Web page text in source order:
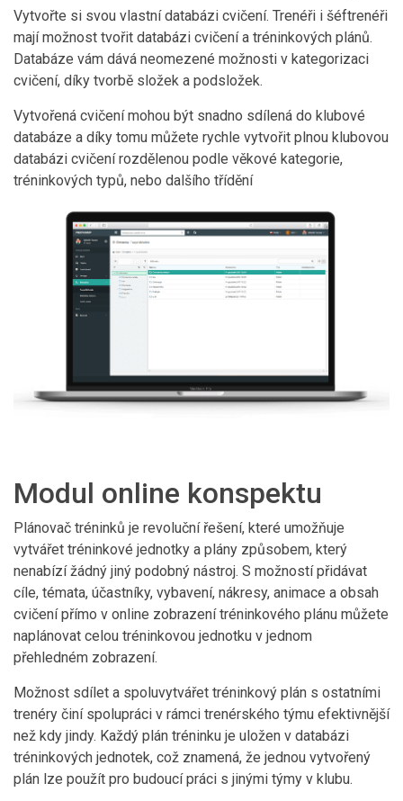
Vytvořte si svou vlastní databázi cvičení. Trenéři i šéftrenéři
mají možnost tvořit databázi cvičení a tréninkových plánů.
Databáze vám dává neomezené možnosti v kategorizaci
cvičení, díky tvorbě složek a podsložek.
Vytvořená cvičení mohou být snadno sdílená do klubové
databáze a díky tomu můžete rychle vytvořit plnou klubovou
databázi cvičení rozdělenou podle věkové kategorie,
tréninkových typů, nebo dalšího třídění
Modul online konspektu
Plánovač tréninků je revoluční řešení, které umožňuje
vytvářet tréninkové jednotky a plány způsobem, který
nenabízí žádný jiný podobný nástroj. S možností přidávat
cíle, témata, účastníky, vybavení, nákresy, animace a obsah
cvičení přímo v online zobrazení tréninkového plánu můžete
naplánovat celou tréninkovou jednotku v jednom
přehledném zobrazení.
Možnost sdílet a spoluvytvářet tréninkový plán s ostatními
trenéry činí spolupráci v rámci trenérského týmu efektivnější
než kdy jindy. Každý plán tréninku je uložen v databázi
tréninkových jednotek, což znamená, že jednou vytvořený
plán lze použít pro budoucí práci s jinými týmy v klubu.